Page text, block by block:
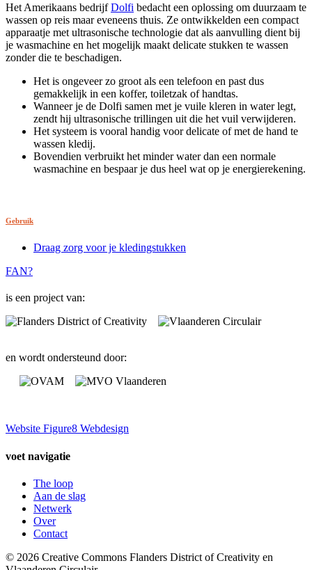
Het Amerikaans bedrijfDolfi bedacht een oplossing om duurzaam te
wassen op reis maar eveneens thuis. Ze ontwikkelden een compact
apparaatje met ultrasonische technologie dat als aanvulling dient bij
je wasmachine en het mogelijk maakt delicate stukken te wassen
zonder die te beschadigen.
Het is ongeveer zo groot als een telefoon en past dus
gemakkelijk in een koffer, toiletzak of handtas.
Wanneer je de Dolfi samen met je vuile kleren in water legt,
zendt hij ultrasonische trillingen uit die het vuil verwijderen.
Het systeem is vooral handig voor delicate of met de hand te
wassen kledij.
Bovendien verbruikt het minder water dan een normale
wasmachine en bespaar je dus heel wat op je energierekening.
Gebruik
Draag zorg voor je kledingstukken
FAN?
is een project van:
en wordt ondersteund door:
Website Figure8 Webdesign
voet navigatie
The loop
Aan de slag
Netwerk
Over
Contact
© 2026 Creative Commons Flanders District of Creativity en